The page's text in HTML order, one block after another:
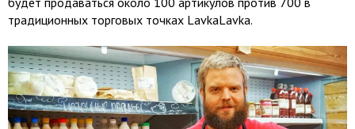
традиционных торговых точках LavkaLavka.